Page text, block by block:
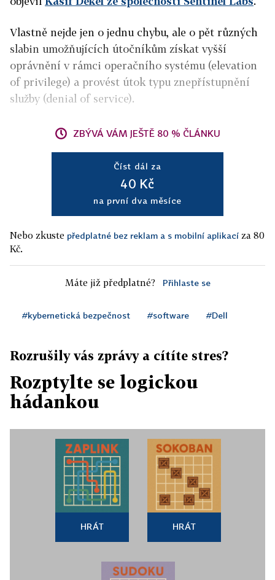
Vlastně nejde jen o jednu chybu, ale o pět různých
slabin umožňujících útočníkům získat vyšší
oprávnění v rámci operačního systému (elevation
of privilege) a provést útok typu znepřístupnění
služby (denial of service).
ZBÝVÁ VÁM JEŠTĚ 80 % ČLÁNKU
Číst dál za
40 Kč
na první dva měsíce
Nebo zkuste předplatné bez reklam a s mobilní aplikací za 80
Kč.
Máte již předplatné? Přihlaste se
#kybernetická bezpečnost #software #Dell
Rozrušily vás zprávy a cítíte stres?
Rozptylte se logickou
hádankou
HRÁT HRÁT